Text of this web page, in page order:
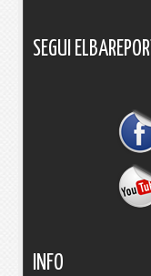
SEGUI ELBAREPORT
INFO